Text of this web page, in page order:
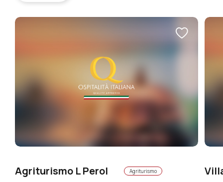
Agriturismo L Perol Agriturismo